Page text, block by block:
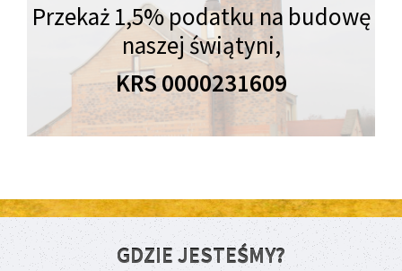
Przekaż 1,5% podatku na budowę
naszej świątyni,
KRS 0000231609
GDZIE JESTEŚMY?